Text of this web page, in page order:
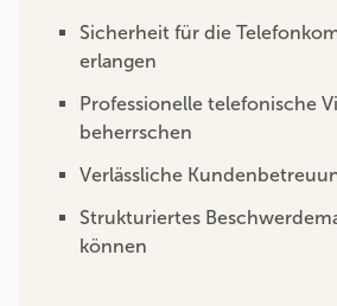
Sicherheit für die
erlangen
Professionelle telefonische
beherrschen
Verlässliche
Strukturiertes
können